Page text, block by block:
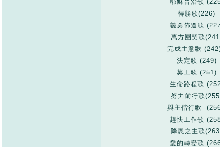
耶穌普治歌
得勝歌(226)
義勇佈道歌
萬方團契歌
完成主意歌
決定歌 (249)
募工歌 (251)
生命路程歌
努力前行歌
與主偕行歌
趕快工作歌
降恩之主歌
愛的轉變歌